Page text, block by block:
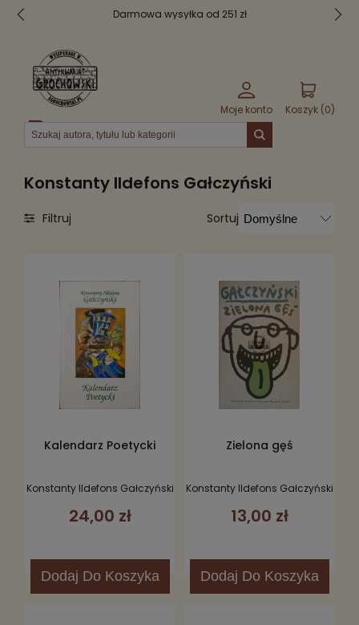
Darmowa wysyłka od 251 zł
Moje konto Koszyk (0)
Menu
Konstanty Ildefons Gałczyński
Sortuj
Filtruj
Kalendarz Poetycki
Konstanty Ildefons Gałczyński
24,00 zł
Dodaj Do Koszyka
Zielona gęś
Konstanty Ildefons Gałczyński
13,00 zł
Dodaj Do Koszyka